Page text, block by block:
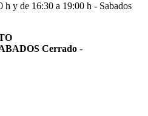
h y de 16:30 a 19:00 h - Sabados
Cerrado -